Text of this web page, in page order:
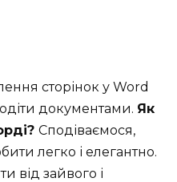
сторінок у Word
документами. Як
Сподіваємося,
легко і елегантно.
від зайвого і